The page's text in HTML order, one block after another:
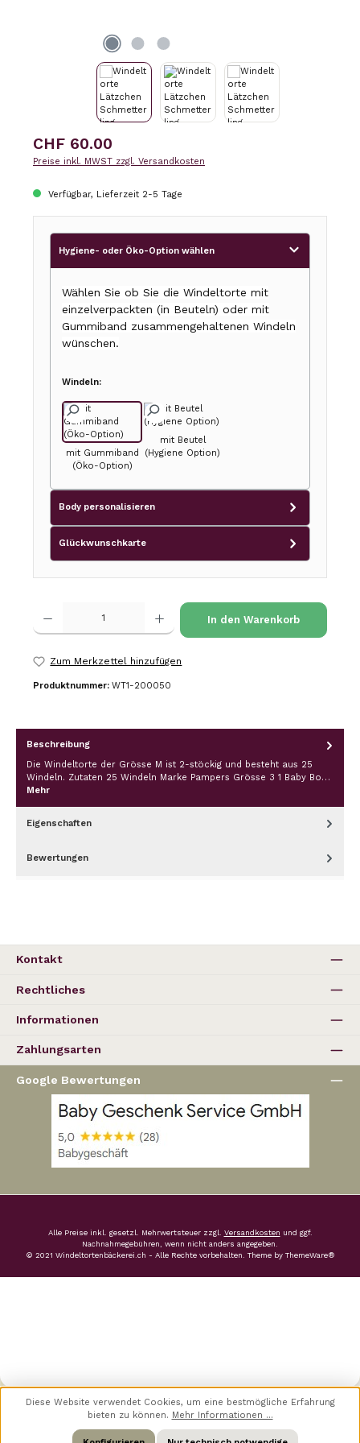
Regulärer Preis:
CHF 60.00
Preise inkl. MWST zzgl. Versandkosten
Verfügbar, Lieferzeit 2-5 Tage
Hygiene- oder Öko-Option wählen
Wählen Sie ob Sie die Windeltorte mit
einzelverpackten (in Beuteln) oder mit
Gummiband zusammengehaltenen Windeln
wünschen.
Windeln:
mit Gummiband
(Öko-Option)
mit Beutel
(Hygiene Option)
Body personalisieren
Glückwunschkarte
Produkt Anzahl: Gib den gewünschten Wert ein oder benutze die
In den Warenkorb
Zum Merkzettel hinzufügen
Produktnummer: WT1-200050
Beschreibung
Die Windeltorte der Grösse M ist 2-stöckig und besteht aus 25
Windeln. Zutaten 25 Windeln Marke Pampers Grösse 3 1 Baby Bo…
Mehr
Eigenschaften
Bewertungen
Kontakt
Rechtliches
Informationen
Zahlungsarten
Google Bewertungen
Alle Preise inkl. gesetzl. Mehrwertsteuer zzgl. Versandkosten und ggf.
Nachnahmegebühren, wenn nicht anders angegeben.
© 2021 Windeltortenbäckerei.ch - Alle Rechte vorbehalten. Theme by ThemeWare®
Diese Website verwendet Cookies, um eine bestmögliche Erfahrung
bieten zu können. Mehr Informationen ...